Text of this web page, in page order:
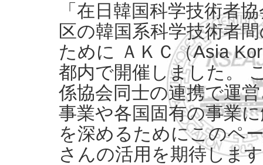
「在日韓国科学技術者
区の韓国系科学技術者
ために ＡＫＣ（Asia
都内で開催しました。
係協会同士の連携で運
事業や各国固有の事業
を深めるためにこのペ
さんの活用を期待しま